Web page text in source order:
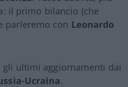
il primo bilancio (che
parleremo con Leonardo
gli ultimi aggiornamenti dai
Ucraina.